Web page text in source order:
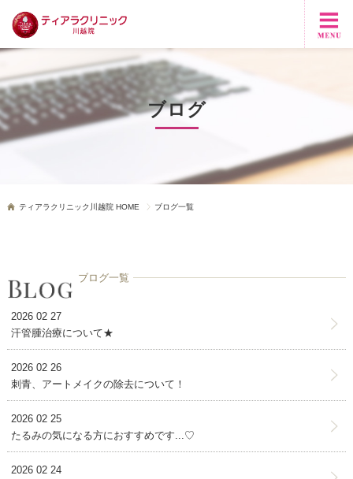
ブログ
ティアラクリニック川越院 HOME ブログ一覧
ブログ一覧
2026 02 27
汗管腫治療について★
2026 02 26
刺青、アートメイクの除去について！
2026 02 25
たるみの気になる方におすすめです...♡
2026 02 24